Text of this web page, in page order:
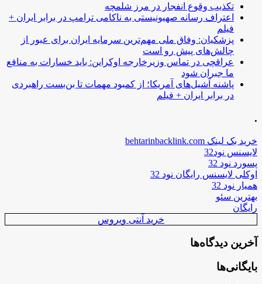
تکذیب وقوع انفجار در مرز شلمچه
اعتراف رسانه صهیونیستی به ناکامی ترامپ در برابر ایران +
فیلم
پزشکیان: وفاق ملی مهم‌ترین سرمایه ایران برای عبور از
چالش‌های پیش رو است
عراقچی در تماس وزیرخارجه اوکراین: باید خسارات به منافع
ما جبران شود
پاشنه آشیل‌های آمریکا؛ از کمبود مهمات تا بن‌بست راهبردی
در برابر ایران + فیلم
.
خرید بک لینک behtarinbacklink.com
لایسنس نود32
پسورد نود 32
اوکلی لایسنس رایگان نود 32
همیار نود 32
بهترین سئو
رایگان
خرید آنتی ویروس
آخرین دیدگاه‌ها
بایگانی‌ها